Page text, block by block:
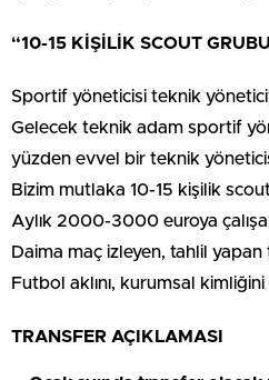
“10-15 KİŞİLİK SCOUT
Sportif yöneticisi teknik
Gelecek teknik adam sportif
yüzden evvel bir teknik
Bizim mutlaka 10-15 kişilik
Aylık 2000-3000 euroya
Daima maç izleyen, tahlil yapan
Futbol aklını, kurumsal kimliğini
TRANSFER AÇIKLAMASI